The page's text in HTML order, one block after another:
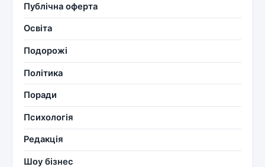
Публічна оферта
Освіта
Подорожі
Політика
Поради
Психологія
Редакція
Шоу бізнес